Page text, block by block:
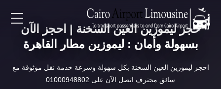
EN
حجز ليموزين العين السخنة | احجز الآن
بسهولة وأمان : ليموزين مطار القاهرة
احجز ليموزين العين السخنة بكل سهولة وسرعة خدمة نقل موثوقة مع
سائق محترف اتصل الآن على 01000948802